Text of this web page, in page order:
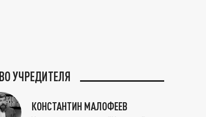
УЧРЕДИТЕЛЯ
КОНСТАНТИН МАЛОФЕЕВ